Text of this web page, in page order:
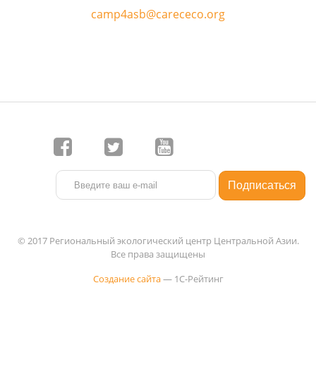
camp4asb@carececo.org
© 2017 Региональный экологический центр Центральной Азии.
Все права защищены
Создание сайта— 1C-Рейтинг